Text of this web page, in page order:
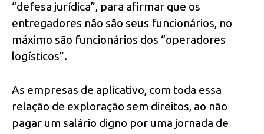
“defesa jurídica”, para afirmar que os
entregadores não são seus funcionários, no
máximo são funcionários dos “operadores
logísticos”.
As empresas de aplicativo, com toda essa
relação de exploração sem direitos, ao não
pagar um salário digno por uma jornada de